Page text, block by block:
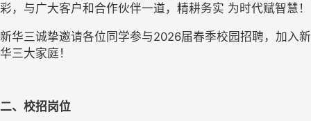
彩，与广大客户和合作伙伴一道，精耕务实 为时代赋智慧！
新华三诚挚邀请各位同学参与2026届春季校园招聘，加入新
华三大家庭！
二、校招岗位